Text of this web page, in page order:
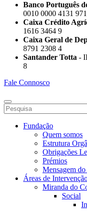
Banco Português
0010 0000 4131
Caixa Crédito
1616 3464 9
Caixa Geral de
8791 2308 4
Santander Totta -
8
Fale Connosco
Fundação
Quem somos
Estrutura
Obrigações
Prémios
Mensagem
Áreas de
Miranda do
Social